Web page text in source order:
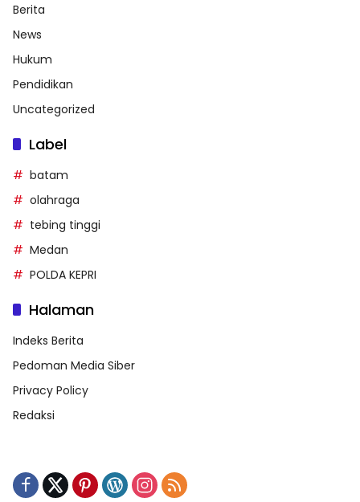
Berita
News
Hukum
Pendidikan
Uncategorized
Label
batam
olahraga
tebing tinggi
Medan
POLDA KEPRI
Halaman
Indeks Berita
Pedoman Media Siber
Privacy Policy
Redaksi